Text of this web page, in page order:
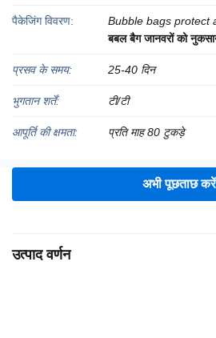
पैकेजिंग विवरण:
Bubble bags protect
बबल बैग जानवरों को
प्रसव के समय: 25-40 दिन
भुगतान शर्तें: टी/टी
आपूर्ति की क्षमता: प्रति माह 80 टुकड़े
अभी पूछताछ करें
उत्पाद वर्णन